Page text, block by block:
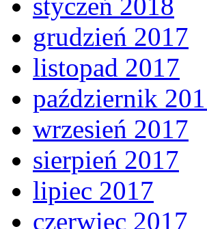
styczeń 2018
grudzień 2017
listopad 2017
październik
wrzesień 2017
sierpień 2017
lipiec 2017
czerwiec 2017